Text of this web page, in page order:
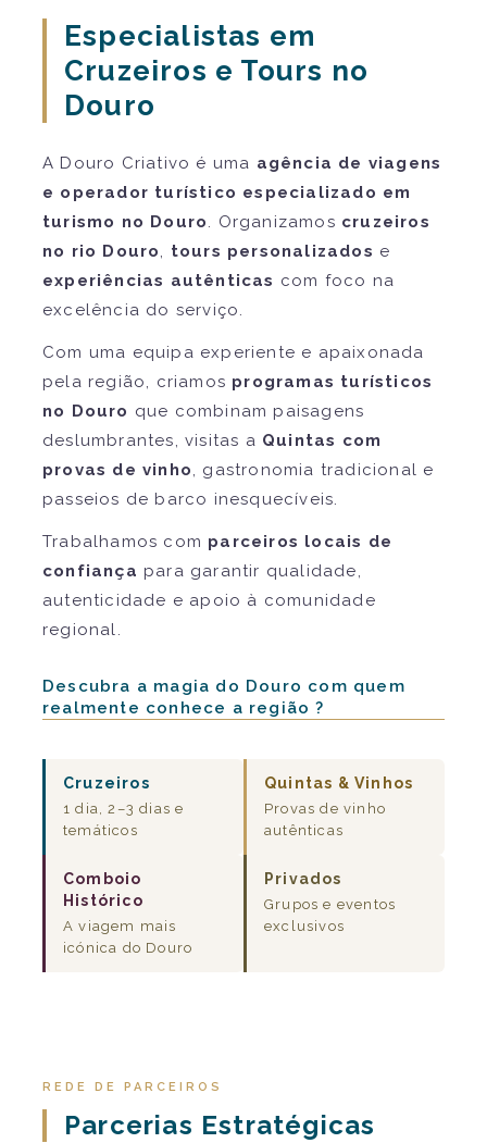
Especialistas em
Cruzeiros e Tours no
Douro
A Douro Criativo é uma agência de viagens
e operador turístico especializado em
turismo no Douro. Organizamos cruzeiros
no rio Douro, tours personalizados e
experiências autênticas com foco na
excelência do serviço.
Com uma equipa experiente e apaixonada
pela região, criamos programas turísticos
no Douro que combinam paisagens
deslumbrantes, visitas a Quintas com
provas de vinho, gastronomia tradicional e
passeios de barco inesquecíveis.
Trabalhamos com parceiros locais de
confiança para garantir qualidade,
autenticidade e apoio à comunidade
regional.
Descubra a magia do Douro com quem
realmente conhece a região ?
Cruzeiros
1 dia, 2–3 dias e
temáticos
Quintas & Vinhos
Provas de vinho
autênticas
Comboio
Histórico
A viagem mais
icónica do Douro
Privados
Grupos e eventos
exclusivos
REDE DE PARCEIROS
Parcerias Estratégicas